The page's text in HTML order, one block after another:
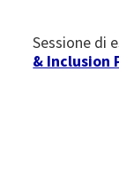
Sessione di
& Inclusion